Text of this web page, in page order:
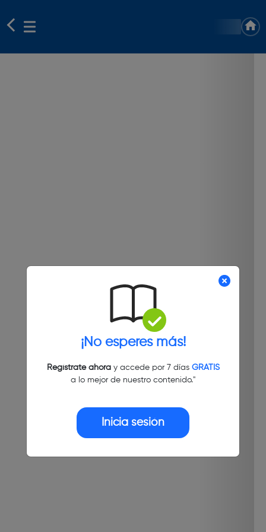
¡No esperes más!
Regístrate ahoray accede por 7 días GRATIS
a lo mejor de nuestro contenido."
Inicia sesión